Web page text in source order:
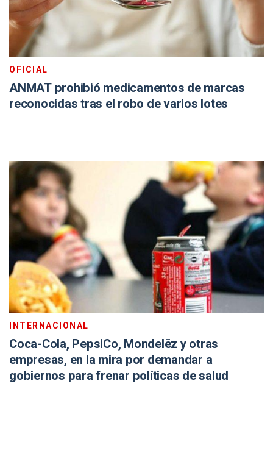
OFICIAL
ANMAT prohibió medicamentos de marcas
reconocidas tras el robo de varios lotes
INTERNACIONAL
Coca-Cola, PepsiCo, Mondelēz y otras
empresas, en la mira por demandar a
gobiernos para frenar políticas de salud